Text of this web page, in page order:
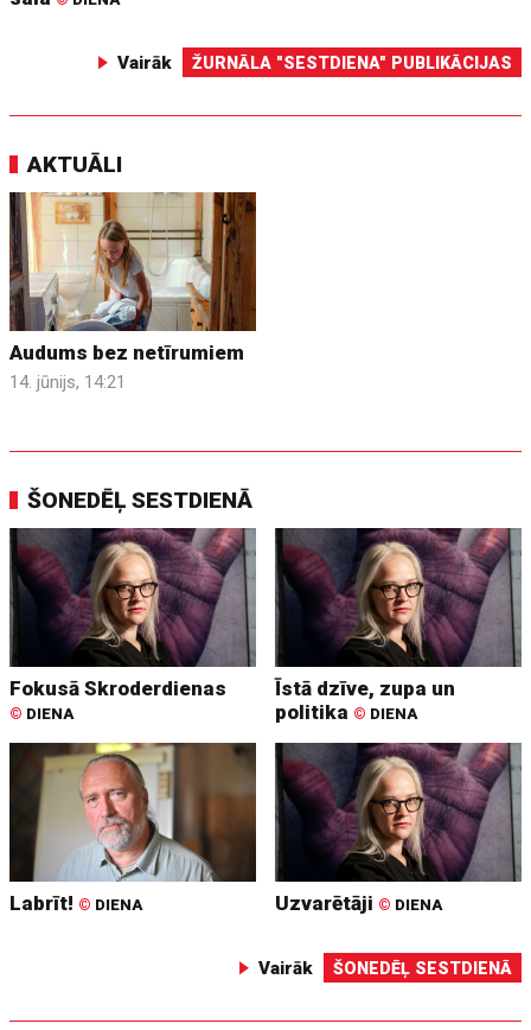
Vairāk ŽURNĀLA "SESTDIENA" PUBLIKĀCIJAS
AKTUĀLI
Audums bez netīrumiem
14. jūnijs, 14:21
ŠONEDĒĻ SESTDIENĀ
Fokusā Skroderdienas
© DIENA
Īstā dzīve, zupa un
politika © DIENA
Labrīt! © DIENA Uzvarētāji © DIENA
Vairāk ŠONEDĒĻ SESTDIENĀ